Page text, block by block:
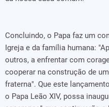
Concluindo, o Papa faz um
Igreja e da família humana:
outros, a enfrentar com
cooperar na construção de
fraterna". Que este
o Papa Leão XIV, possa